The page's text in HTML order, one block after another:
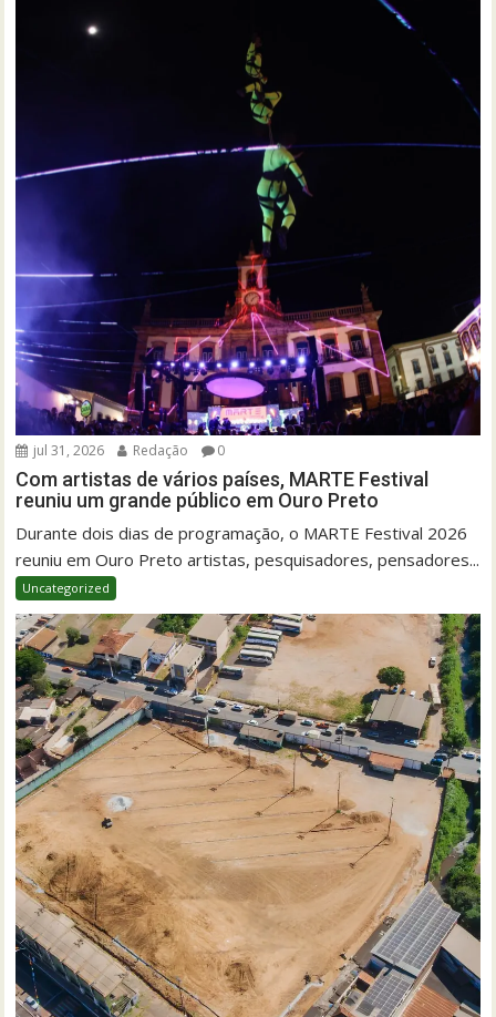
jul 31, 2026 Redação 0
Com artistas de vários países, MARTE Festival
reuniu um grande público em Ouro Preto
Durante dois dias de programação, o MARTE Festival 2026
reuniu em Ouro Preto artistas, pesquisadores, pensadores...
Uncategorized